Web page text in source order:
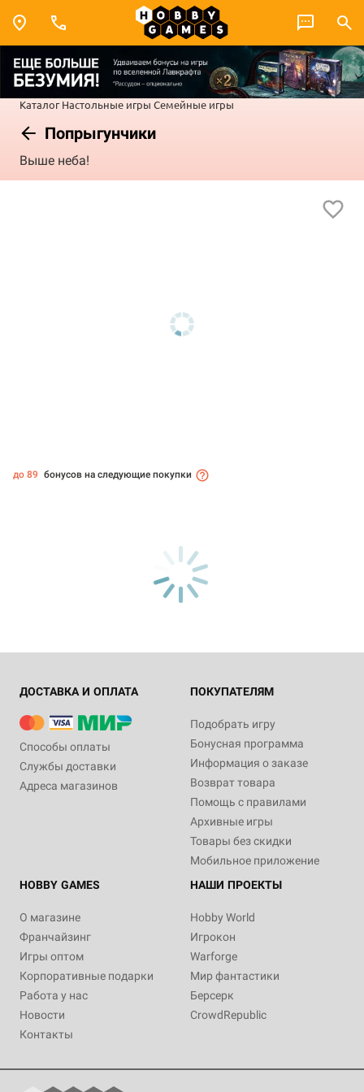
Каталог Настольные игры Семейные игры
Попрыгунчики
Выше неба!
до 89 бонусов на следующие покупки
ДОСТАВКА И ОПЛАТА
Способы оплаты
Службы доставки
Адреса магазинов
ПОКУПАТЕЛЯМ
Подобрать игру
Бонусная программа
Информация о заказе
Возврат товара
Помощь с правилами
Архивные игры
Товары без скидки
Мобильное приложение
HOBBY GAMES
О магазине
Франчайзинг
Игры оптом
Корпоративные подарки
Работа у нас
Новости
Контакты
НАШИ ПРОЕКТЫ
Hobby World
Игрокон
Warforge
Мир фантастики
Берсерк
CrowdRepublic